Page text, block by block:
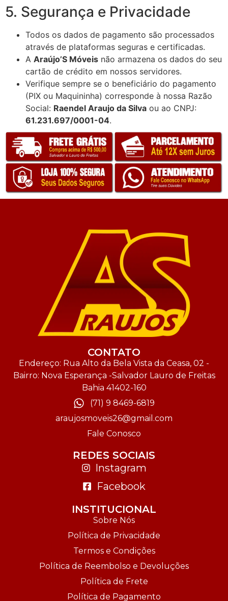
5. Segurança e Privacidade
Todos os dados de pagamento são processados
através de plataformas seguras e certificadas.
A Araújo’S Móveis não armazena os dados do seu
cartão de crédito em nossos servidores.
Verifique sempre se o beneficiário do pagamento
(PIX ou Maquininha) corresponde à nossa Razão
Social: Raendel Araujo da Silva ou ao CNPJ:
61.231.697/0001-04.
CONTATO
Endereço: Rua Alto da Bela Vista da Ceasa, 02 -
Bairro: Nova Esperança -Salvador Lauro de Freitas
Bahia 41402-160
(71) 9 8469-6819
araujosmoveis26@gmail.com
Fale Conosco
REDES SOCIAIS
Instagram
Facebook
INSTITUCIONAL
Sobre Nós
Política de Privacidade
Termos e Condições
Política de Reembolso e Devoluções
Política de Frete
Política de Pagamento